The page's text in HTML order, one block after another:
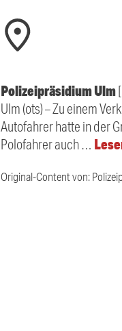
Polizeipräsidium Ulm[
Ulm (ots) – Zu einem
Autofahrer hatte in der
Polofahrer auch …
Original-Content von: